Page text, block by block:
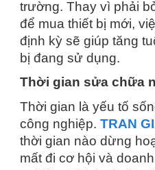
trường. Thay vì phải
để mua thiết bị mới,
định kỳ sẽ giúp tăng
bị đang sử dụng.
Thời gian sửa chữa
Thời gian là yếu tố
công nghiệp.TRAN
thời gian nào dừng
mất đi cơ hội và